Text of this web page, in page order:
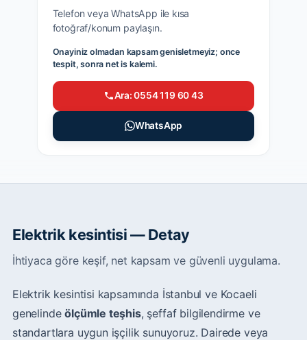
Telefon veya WhatsApp ile kısa
fotoğraf/konum paylaşın.
Onayiniz olmadan kapsam genisletmeyiz; once
tespit, sonra net is kalemi.
Ara: 0554 119 60 43
WhatsApp
Elektrik kesintisi — Detay
İhtiyaca göre keşif, net kapsam ve güvenli uygulama.
Elektrik kesintisi kapsamında İstanbul ve Kocaeli
genelindeölçümle teşhis, şeffaf bilgilendirme ve
standartlara uygun işçilik sunuyoruz. Dairede veya